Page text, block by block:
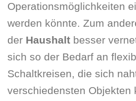
Operationsmöglichkeiten
werden könnte. Zum
der Haushalt besser
sich so der Bedarf an
Schaltkreisen, die sich
verschiedensten Objekten